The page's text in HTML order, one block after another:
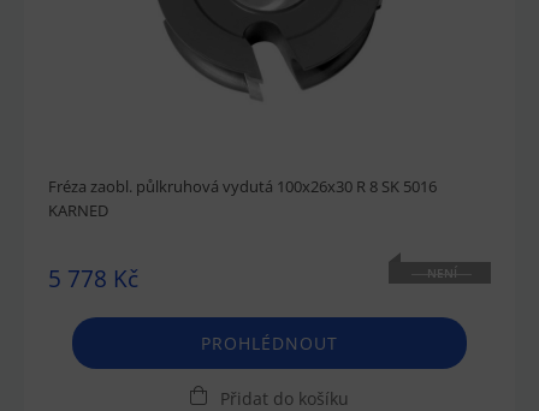
Fréza zaobl. půlkruhová vydutá 100x26x30 R 8 SK 5016
KARNED
5 778 Kč
NENÍ
PROHLÉDNOUT
Přidat do košíku